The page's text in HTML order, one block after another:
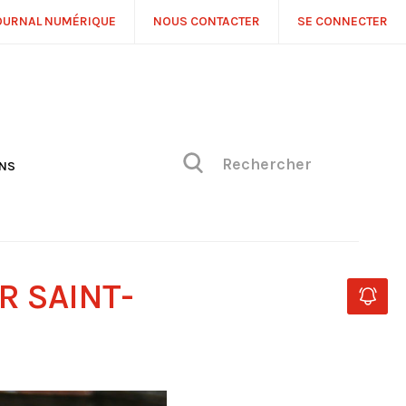
NUMÉRIQUE NOUS CONTACTER SE CONNECTER
SAINT-